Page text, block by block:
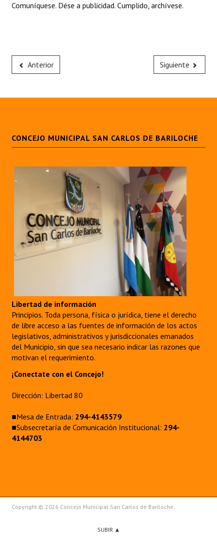
Comuníquese. Dése a publicidad. Cumplido, archívese.
Anterior Siguiente
CONCEJO MUNICIPAL SAN CARLOS DE BARILOCHE
Libertad de información
Principios. Toda persona, física o jurídica, tiene el derecho
de libre acceso a las fuentes de información de los actos
legislativos, administrativos y jurisdiccionales emanados
del Municipio, sin que sea necesario indicar las razones que
motivan el requerimiento.
¡Conectate con el Concejo!
Dirección: Libertad 80
■Mesa de Entrada: 294-4143579
■Subsecretaría de Comunicación Institucional: 294-
4144703
Copyright © 2026 Concejo Municipal San Carlos de Bariloche.
SUBIR ▲